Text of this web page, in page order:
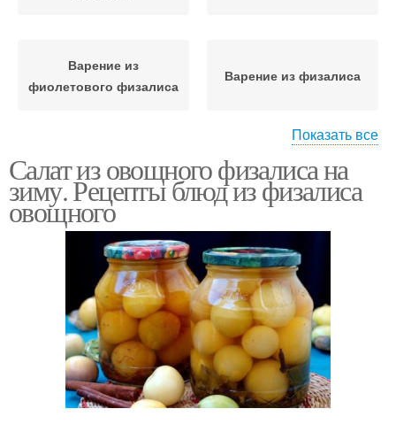
Варение из
фиолетового физалиса
Варение из физалиса
Приготовления на зиму Загадочный физалис
Салат из физалиса Салат на зиму
Икры из овощного
физалиса
Показать все
Салат из овощного физалиса на
зиму. Рецепты блюд из физалиса
овощного